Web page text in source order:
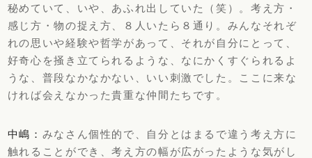
秘めていて、いや、あふれ出していた（笑）。考え方・
感じ方・物の捉え方、８人いたら８通り。みんなそれぞ
れの思いや経験や哲学があって、それが自分にとって、
好奇心を掻き立てられるような、なにかくすぐられるよ
うな、普段なかなかない、いい刺激でした。ここに来な
ければ会えなかった貴重な仲間たちです。
中嶋： みなさん個性的で、自分とはまるで違う考え方に
触れることができ、考え方の幅が広がったような気がし